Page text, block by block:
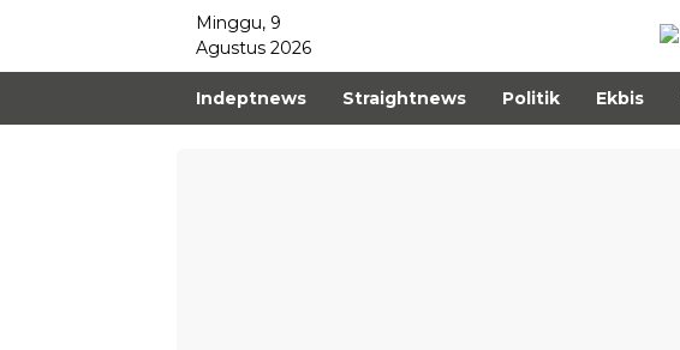
Minggu, 9
Agustus 2026
Indeptnews Straightnews Politik Ekbis